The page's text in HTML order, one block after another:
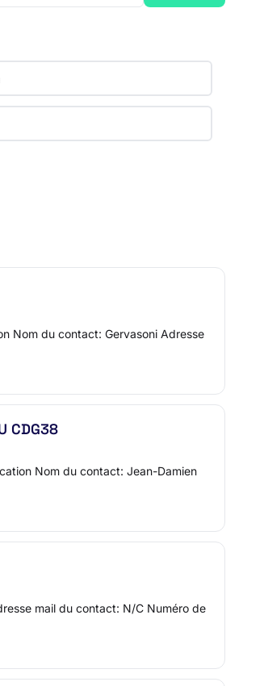
Nom du contact: Gervasoni Adresse
CDG38
Nom du contact: Jean-Damien
mail du contact: N/C Numéro de